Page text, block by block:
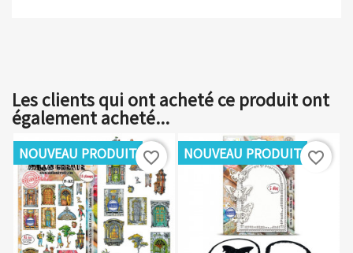
Les clients qui ont acheté ce produit ont
également acheté...
NOUVEAU PRODUIT favorite_border NOUVEAU PRODUIT favorite_border